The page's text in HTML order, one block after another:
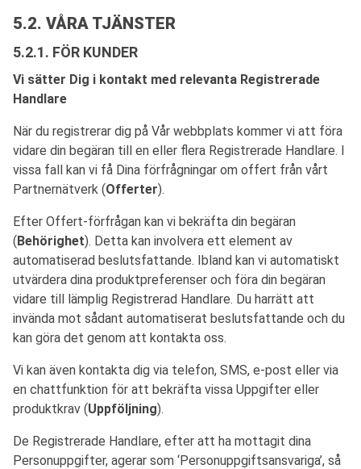
5.2. VÅRA TJÄNSTER
5.2.1. FÖR KUNDER
Vi sätter Dig i kontakt med relevanta Registrerade
Handlare
När du registrerar dig på Vår webbplats kommer vi att föra
vidare din begäran till en eller flera Registrerade Handlare. I
vissa fall kan vi få Dina förfrågningar om offert från vårt
Partnernätverk (Offerter).
Efter Offert-förfrågan kan vi bekräfta din begäran
(Behörighet). Detta kan involvera ett element av
automatiserad beslutsfattande. Ibland kan vi automatiskt
utvärdera dina produktpreferenser och föra din begäran
vidare till lämplig Registrerad Handlare. Du harrätt att
invända mot sådant automatiserat beslutsfattande och du
kan göra det genom att kontakta oss.
Vi kan även kontakta dig via telefon, SMS, e-post eller via
en chattfunktion för att bekräfta vissa Uppgifter eller
produktkrav (Uppföljning).
De Registrerade Handlare, efter att ha mottagit dina
Personuppgifter, agerar som ‘Personuppgiftsansvariga’, så